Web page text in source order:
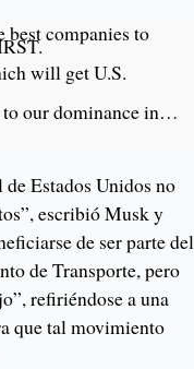
best companies to
will get U.S.
to our dominance in…
Estados Unidos no
escribió Musk y
de ser parte del
de Transporte, pero
refiriéndose a una
que tal movimiento